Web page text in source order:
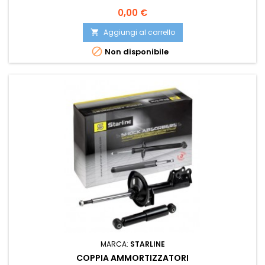
Prezzo
0,00 €
 Aggiungi al carrello
 Non disponibile
MARCA: STARLINE
COPPIA AMMORTIZZATORI